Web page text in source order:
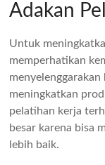
Adakan
Untuk
memperhatikan
meningkatkan
pelatihan kerja
besar karena bisa
lebih baik.